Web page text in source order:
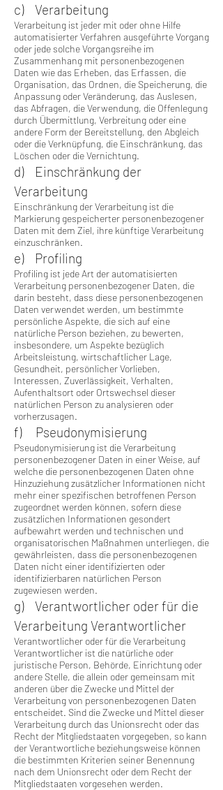
c) Verarbeitung
Verarbeitung ist jeder mit oder ohne Hilfe
automatisierter Verfahren ausgeführte Vorgang
oder jede solche Vorgangsreihe im
Zusammenhang mit personenbezogenen
Daten wie das Erheben, das Erfassen, die
Organisation, das Ordnen, die Speicherung, die
Anpassung oder Veränderung, das Auslesen,
das Abfragen, die Verwendung, die Offenlegung
durch Übermittlung, Verbreitung oder eine
andere Form der Bereitstellung, den Abgleich
oder die Verknüpfung, die Einschränkung, das
Löschen oder die Vernichtung.
d) Einschränkung der
Verarbeitung
Einschränkung der Verarbeitung ist die
Markierung gespeicherter personenbezogener
Daten mit dem Ziel, ihre künftige Verarbeitung
einzuschränken.
e) Profiling
Profiling ist jede Art der automatisierten
Verarbeitung personenbezogener Daten, die
darin besteht, dass diese personenbezogenen
Daten verwendet werden, um bestimmte
persönliche Aspekte, die sich auf eine
natürliche Person beziehen, zu bewerten,
insbesondere, um Aspekte bezüglich
Arbeitsleistung, wirtschaftlicher Lage,
Gesundheit, persönlicher Vorlieben,
Interessen, Zuverlässigkeit, Verhalten,
Aufenthaltsort oder Ortswechsel dieser
natürlichen Person zu analysieren oder
vorherzusagen.
f) Pseudonymisierung
Pseudonymisierung ist die Verarbeitung
personenbezogener Daten in einer Weise, auf
welche die personenbezogenen Daten ohne
Hinzuziehung zusätzlicher Informationen nicht
mehr einer spezifischen betroffenen Person
zugeordnet werden können, sofern diese
zusätzlichen Informationen gesondert
aufbewahrt werden und technischen und
organisatorischen Maßnahmen unterliegen, die
gewährleisten, dass die personenbezogenen
Daten nicht einer identifizierten oder
identifizierbaren natürlichen Person
zugewiesen werden.
g) Verantwortlicher oder für die
Verarbeitung Verantwortlicher
Verantwortlicher oder für die Verarbeitung
Verantwortlicher ist die natürliche oder
juristische Person, Behörde, Einrichtung oder
andere Stelle, die allein oder gemeinsam mit
anderen über die Zwecke und Mittel der
Verarbeitung von personenbezogenen Daten
entscheidet. Sind die Zwecke und Mittel dieser
Verarbeitung durch das Unionsrecht oder das
Recht der Mitgliedstaaten vorgegeben, so kann
der Verantwortliche beziehungsweise können
die bestimmten Kriterien seiner Benennung
nach dem Unionsrecht oder dem Recht der
Mitgliedstaaten vorgesehen werden.